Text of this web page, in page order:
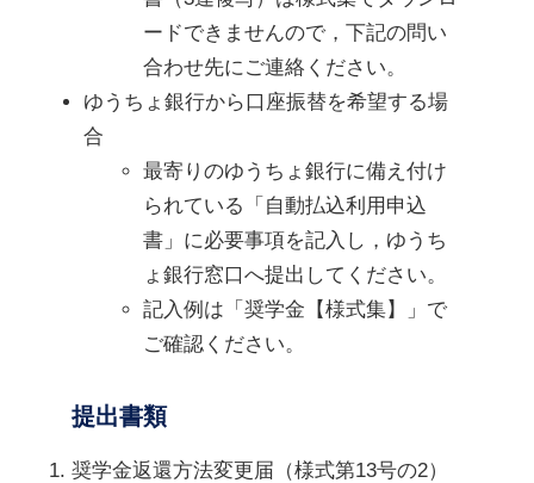
ードできませんので，下記の問い
合わせ先にご連絡ください。
ゆうちょ銀行から口座振替を希望する場
合
最寄りのゆうちょ銀行に備え付け
られている「自動払込利用申込
書」に必要事項を記入し，ゆうち
ょ銀行窓口へ提出してください。
記入例は「奨学金【様式集】」で
ご確認ください。
提出書類
奨学金返還方法変更届（様式第13号の2）